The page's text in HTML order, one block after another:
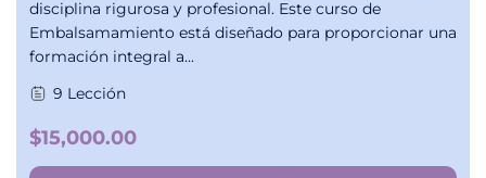
disciplina rigurosa y profesional. Este curso de
Embalsamamiento está diseñado para proporcionar una
formación integral a...
9 Lección
$15,000.00